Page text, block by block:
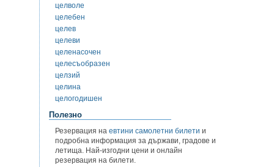
целволе
целебен
целев
целеви
целенасочен
целесъобразен
целзий
целина
целогодишен
Полезно
Резервация на евтини самолетни билети и
подробна информация за държави, градове и
летища. Най-изгодни цени и онлайн
резервация на билети.